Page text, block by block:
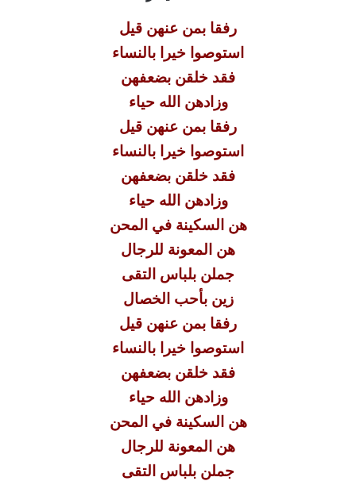
رفقا بمن عنهن قيل
استوصوا خيرا بالنساء
فقد خلقن بضعفهن
وزادهن الله حياء
رفقا بمن عنهن قيل
استوصوا خيرا بالنساء
فقد خلقن بضعفهن
وزادهن الله حياء
هن السكينة في المحن
هن المعونة للرجال
جملن بلباس التقى
زين بأحب الخصال
رفقا بمن عنهن قيل
استوصوا خيرا بالنساء
فقد خلقن بضعفهن
وزادهن الله حياء
هن السكينة في المحن
هن المعونة للرجال
جملن بلباس التقى